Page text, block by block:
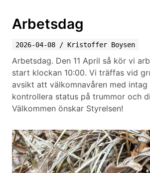
Arbetsdag
2026-04-08 / Kristoffer Boysen
Arbetsdag. Den 11 April så kör vi
start klockan 10:00. Vi träffas vid
avsikt att välkomnavåren med intag
kontrollera status på trummor och
Välkommen önskar Styrelsen!